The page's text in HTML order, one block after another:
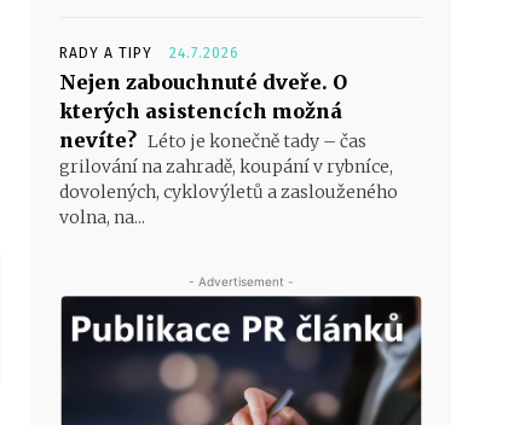
RADY A TIPY 24.7.2026
Nejen zabouchnuté dveře. O
kterých asistencích možná
nevíte? Léto je konečně tady – čas
grilování na zahradě, koupání v rybníce,
dovolených, cyklovýletů a zaslouženého
volna, na...
- Advertisement -